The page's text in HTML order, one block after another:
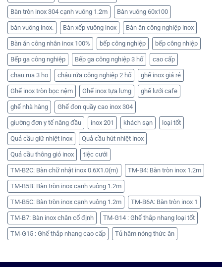
Bàn tròn inox 304 cạnh vuông 1.2m Bàn vuông 60x100
bàn vuông inox. Bàn xếp vuông inox Bàn ăn công nghiệp inox
Bàn ăn công nhân inox 100% bếp công nghiệp bếp công nhiệp
Bếp ga công nghiệp Bếp ga công nghiệp 3 hố cao cấp
chau rua 3 ho chậu rửa công nghiệp 2 hố ghế inox giá rẻ
Ghế inox tròn bọc nệm Ghế inox tựa lưng ghế lưới cafe
ghế nhà hàng Ghế đon quầy cao inox 304
giường đơn y tế nâng đầu inox 201 khách sạn loại tốt
Quả cầu giữ nhiệt inox Quả cầu hút nhiệt inox
Quả cầu thông gió inox tiệc cưới
TM-B2C: Bàn chữ nhật inox 0.6X1.0(m) TM-B4: Bàn tròn inox 1.2m
TM-B5B: Bàn tròn inox cạnh vuông 1.2m
TM-B5C: Bàn tròn inox cạnh vuông 1.2m TM-B6A: Bàn tròn inox 1
TM-B7: Bàn inox chân cố định TM-G14 : Ghế thắp nhang loại tốt
TM-G15 : Ghế thắp nhang cao cấp Tủ hâm nóng thức ăn